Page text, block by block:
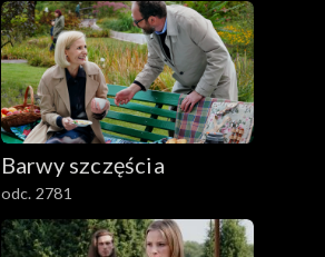
Barwy szczęścia
odc. 2781